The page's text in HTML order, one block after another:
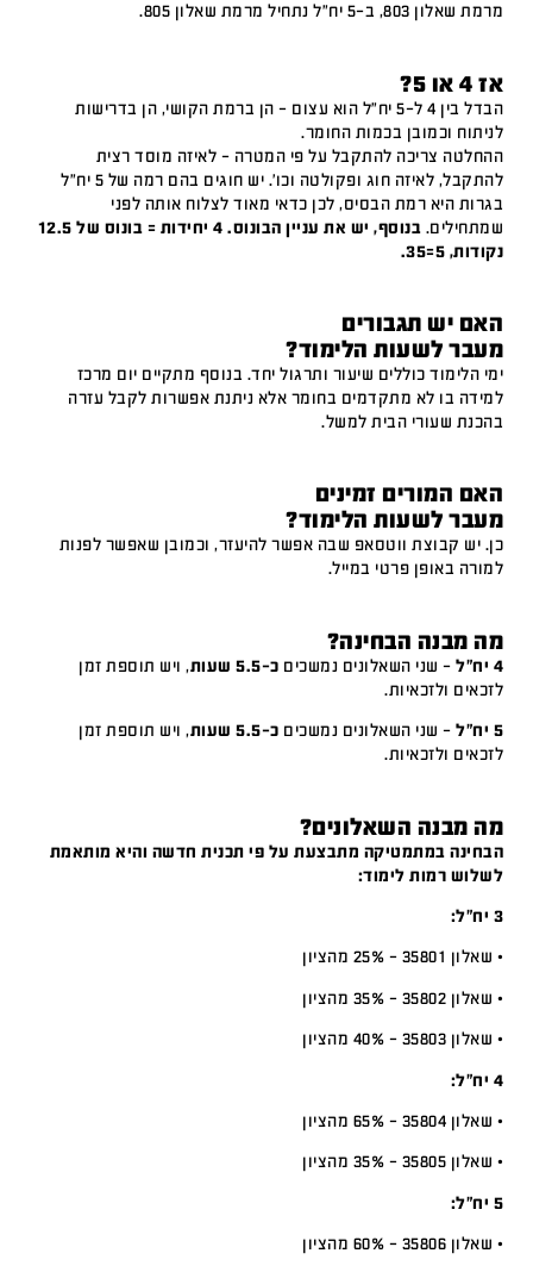
מרמת שאלון 803, ב-5 יח"ל נתחיל מרמת שאלון 805.
אז 4 או 5?
הבדל בין 4 ל-5 יח"ל הוא עצום – הן ברמת הקושי, הן בדרישות
לניתוח וכמובן בכמות החומר.
ההחלטה צריכה להתקבל על פי המטרה – לאיזה מוסד רצית
להתקבל, לאיזה חוג ופקולטה וכו'. יש חוגים בהם רמה של 5 יח"ל
בגרות היא רמת הבסיס, לכן כדאי מאוד לצלוח אותה לפני
שמתחילים.
בנוסף, יש את עניין הבונוס. 4 יחידות = בונוס של 12.5
נקודות, 5=35.
האם יש תגבורים
מעבר לשעות הלימוד?
ימי הלימוד כוללים שיעור ותרגול יחד. בנוסף מתקיים יום מרכז
למידה בו לא מתקדמים בחומר אלא ניתנת אפשרות לקבל עזרה
בהכנת שעורי הבית למשל.
האם המורים זמינים
מעבר לשעות הלימוד?
כן. יש קבוצת ווטסאפ שבה אפשר להיעזר, וכמובן שאפשר לפנות
למורה באופן פרטי במייל.
מה מבנה הבחינה?
4 יח"ל – שני השאלונים נמשכים כ-5.5 שעות
, ויש תוספת זמן
לזכאים ולזכאיות.
5 יח"ל – שני השאלונים נמשכים כ-5.5 שעות
, ויש תוספת זמן
לזכאים ולזכאיות.
מה מבנה השאלונים?
הבחינה במתמטיקה מתבצעת על פי תכנית חדשה והיא מותאמת
לשלוש רמות לימוד:
3 יח”ל:
• שאלון 35801 – 25% מהציון
• שאלון 35802 – 35% מהציון
• שאלון 35803 – 40% מהציון
4 יח”ל:
• שאלון 35804 – 65% מהציון
• שאלון 35805 – 35% מהציון
5 יח”ל:
• שאלון 35806 – 60% מהציון